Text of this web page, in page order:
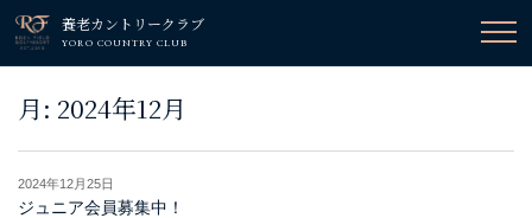
養老カントリークラブ
YORO COUNTRY CLUB
月: 2024年12月
2024年12月25日
ジュニア会員募集中！